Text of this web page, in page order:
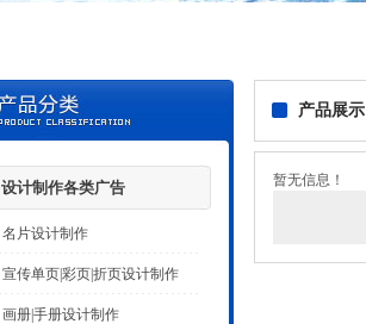
设计制作各类广告
名片设计制作
宣传单页|彩页|折页设计制作
画册|手册设计制作
产品展示
暂无信息！